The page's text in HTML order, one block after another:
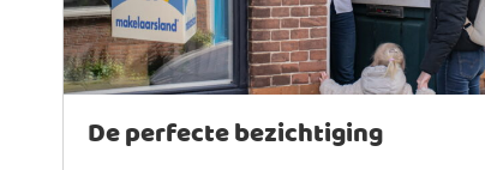
De perfecte bezichtiging